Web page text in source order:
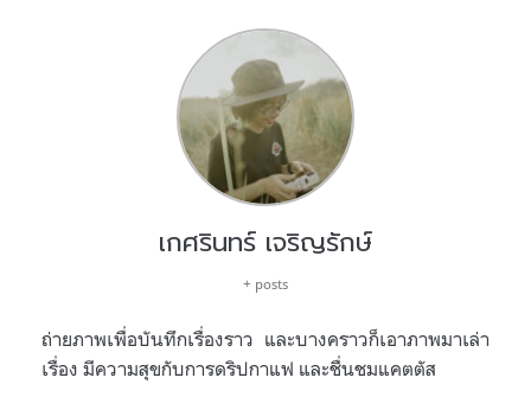
เกศรินทร์ เจริญรักษ์
+ posts
ถ่ายภาพเพื่อบันทึกเรื่องราว และบางคราวก็เอาภาพมาเล่า
เรื่อง มีความสุขกับการดริปกาแฟ และชื่นชมแคตตัส